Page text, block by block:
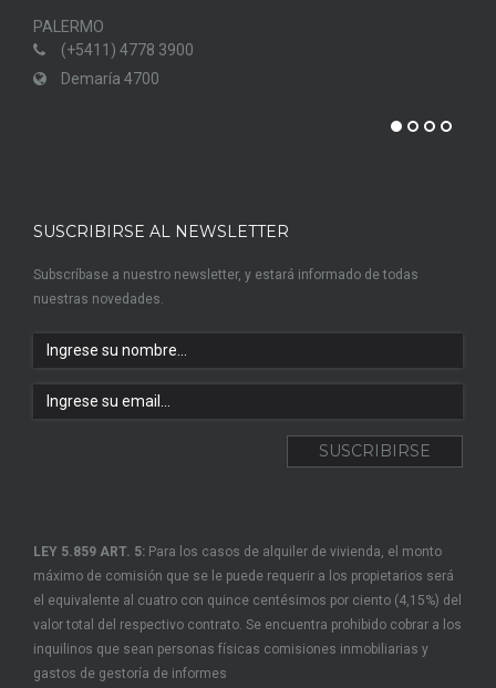
PALERMO
(+5411) 4778 3900
Demaría 4700
SUSCRIBIRSE AL NEWSLETTER
Subscríbase a nuestro newsletter, y estará informado de todas
nuestras novedades.
LEY 5.859 ART. 5: Para los casos de alquiler de vivienda, el monto
máximo de comisión que se le puede requerir a los propietarios será
el equivalente al cuatro con quince centésimos por ciento (4,15%) del
valor total del respectivo contrato. Se encuentra prohibido cobrar a los
inquilinos que sean personas físicas comisiones inmobiliarias y
gastos de gestoría de informes